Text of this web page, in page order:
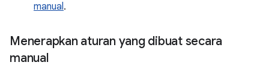
manual.
Menerapkan aturan yang dibuat secara
manual